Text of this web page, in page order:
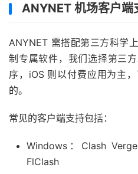
ANYNET 机场客户端
ANYNET 需搭配第三方科学
制专属软件，我们选择第三
序，iOS 则以付费应用为主
的。
常见的客户端支持包括：
Windows：Clash
FlClash